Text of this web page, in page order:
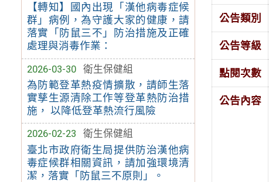
【轉知】國內出現「漢他病毒症候
群」病例，為守護大家的健康，請
落實「防鼠三不」防治措施及正確
處理與消毒作業：
2026-03-30
衛生保健組
為防範登革熱疫情擴散，請師生落
實孳生源清除工作等登革熱防治措
施， 以降低登革熱流行風險
2026-02-23
衛生保健組
臺北市政府衛生局提供防治漢他病
毒症候群相關資訊，請加強環境清
潔，落實「防鼠三不原則」。
公告類別
公告等級
點閱次數
公告內容